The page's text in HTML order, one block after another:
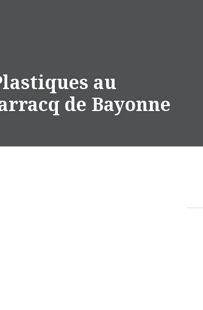
au
de Bayonne